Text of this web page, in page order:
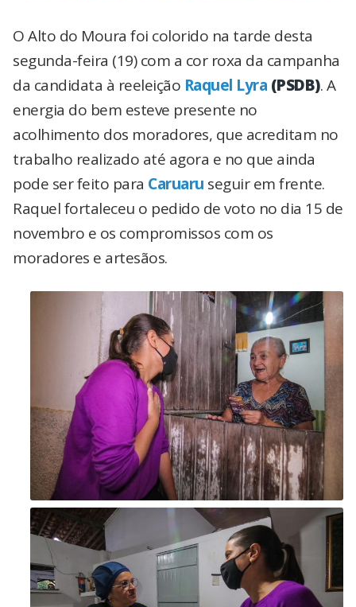
O Alto do Moura foi colorido na tarde desta
segunda-feira (19) com a cor roxa da campanha
da candidata à reeleição Raquel Lyra (PSDB). A
energia do bem esteve presente no
acolhimento dos moradores, que acreditam no
trabalho realizado até agora e no que ainda
pode ser feito para Caruaru seguir em frente.
Raquel fortaleceu o pedido de voto no dia 15 de
novembro e os compromissos com os
moradores e artesãos.